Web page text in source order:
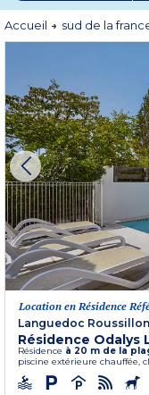
de bien-être en Provence,
charmants villages
Accueil sud de la
Location en Résidence
Languedoc Roussillon
Résidence Odalys
Résidence à 20 m de la
piscine extérieure chauffée,